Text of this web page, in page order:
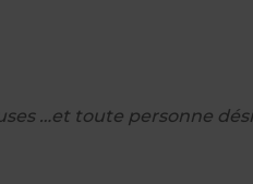
…et toute personne